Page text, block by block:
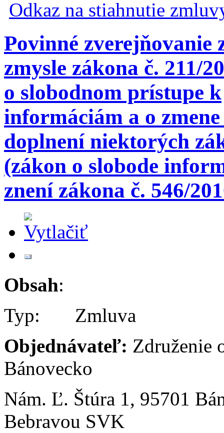
Odkaz na stiahnutie
Povinné zverejňovanie
zmysle zákona č. 211/
o slobodnom prístupe k
informáciám a o zmene
doplnení niektorých
(zákon o slobode
znení zákona č. 546/
Obsah:
Typ: Zmluva
Objednávateľ: Združenie
Bánovecko
Nám. Ľ. Štúra 1, 95701
Bebravou SVK